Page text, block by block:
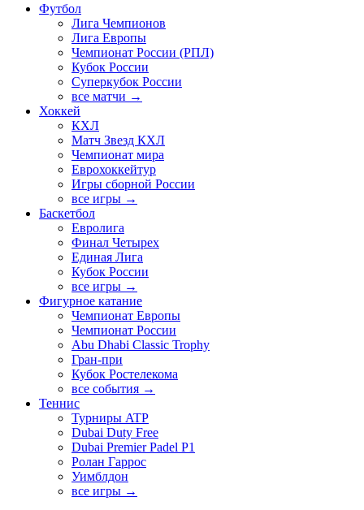
Футбол
Лига Чемпионов
Лига Европы
Чемпионат России (РПЛ)
Кубок России
Суперкубок России
все матчи →
Хоккей
КХЛ
Матч Звезд КХЛ
Чемпионат мира
Еврохоккейтур
Игры сборной России
все игры →
Баскетбол
Евролига
Финал Четырех
Единая Лига
Кубок России
все игры →
Фигурное катание
Чемпионат Европы
Чемпионат России
Abu Dhabi Classic Trophy
Гран-при
Кубок Ростелекома
все события →
Теннис
Турниры ATP
Dubai Duty Free
Dubai Premier Padel P1
Ролан Гаррос
Уимблдон
все игры →